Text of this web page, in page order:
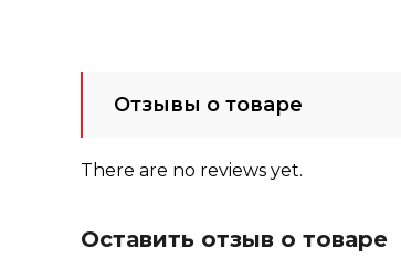
Отзывы о товаре
There are no reviews yet.
Оставить отзыв о товаре